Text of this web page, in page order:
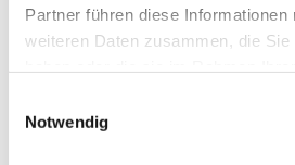
Partner führen diese
weiteren Daten zusammen, die Sie
Notwendig
€ 7,09